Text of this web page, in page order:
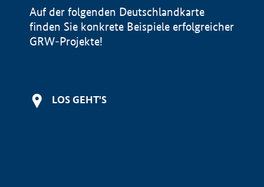
Auf der folgenden Deutschlandkarte
finden Sie konkrete Beispiele erfolgreicher
GRW-Projekte!
LOS GEHT'S